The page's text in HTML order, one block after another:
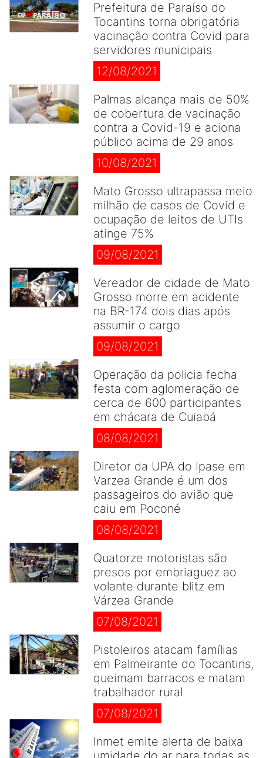
Prefeitura de Paraíso do
Tocantins torna obrigatória
vacinação contra Covid para
servidores municipais
12/08/2021
Palmas alcança mais de 50%
de cobertura de vacinação
contra a Covid-19 e aciona
público acima de 29 anos
10/08/2021
Mato Grosso ultrapassa meio
milhão de casos de Covid e
ocupação de leitos de UTIs
atinge 75%
09/08/2021
Vereador de cidade de Mato
Grosso morre em acidente
na BR-174 dois dias após
assumir o cargo
09/08/2021
Operação da policia fecha
festa com aglomeração de
cerca de 600 participantes
em chácara de Cuiabá
08/08/2021
Diretor da UPA do Ipase em
Varzea Grande é um dos
passageiros do avião que
caiu em Poconé
08/08/2021
Quatorze motoristas são
presos por embriaguez ao
volante durante blitz em
Várzea Grande
07/08/2021
Pistoleiros atacam famílias
em Palmeirante do Tocantins,
queimam barracos e matam
trabalhador rural
07/08/2021
Inmet emite alerta de baixa